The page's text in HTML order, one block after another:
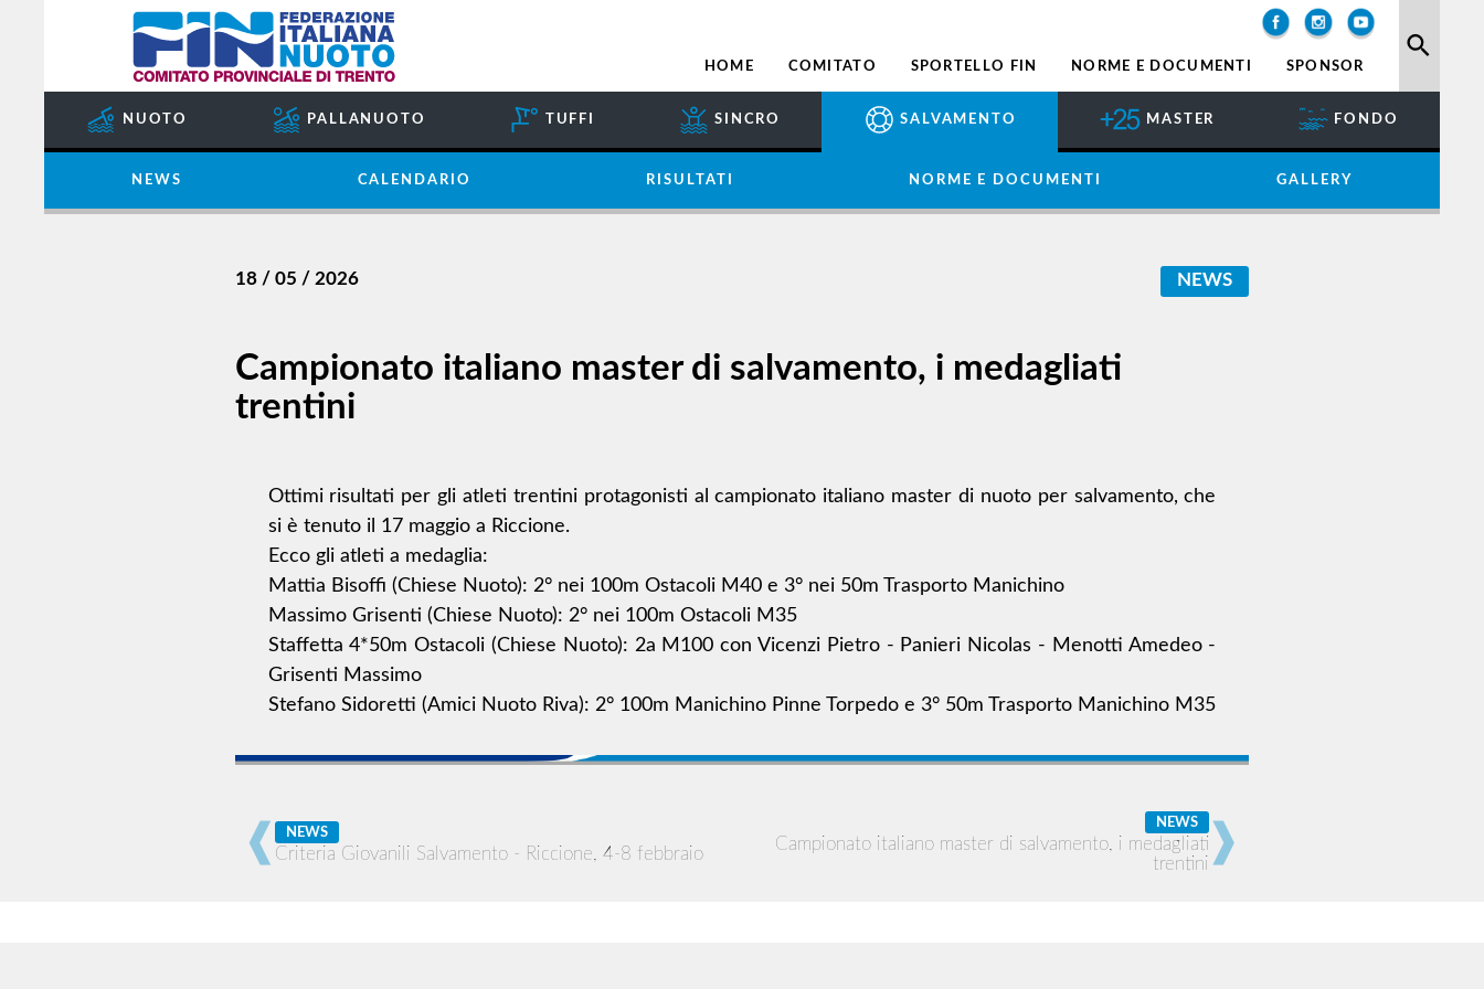
HOME COMITATO SPORTELLO FIN NORME E DOCUMENTI SPONSOR
search
NUOTO PALLANUOTO TUFFI SINCRO SALVAMENTO MASTER FONDO
NEWS CALENDARIO RISULTATI NORME E DOCUMENTI GALLERY
NEWS
18 / 05 / 2026
Campionato italiano master di salvamento, i medagliati
trentini
Ottimi risultati per gli atleti trentini protagonisti al campionato italiano master di nuoto per salvamento, che
si è tenuto il 17 maggio a Riccione.
Ecco gli atleti a medaglia:
Mattia Bisoffi (Chiese Nuoto): 2° nei 100m Ostacoli M40 e 3° nei 50m Trasporto Manichino
Massimo Grisenti (Chiese Nuoto): 2° nei 100m Ostacoli M35
Staffetta 4*50m Ostacoli (Chiese Nuoto): 2a M100 con Vicenzi Pietro - Panieri Nicolas - Menotti Amedeo -
Grisenti Massimo
Stefano Sidoretti (Amici Nuoto Riva): 2° 100m Manichino Pinne Torpedo e 3° 50m Trasporto Manichino M35
NEWS
Criteria Giovanili Salvamento - Riccione, 4-8 febbraio
NEWS
Campionato italiano master di salvamento, i medagliati
trentini
SETTORE
IMPIANTI
SPORTIVO